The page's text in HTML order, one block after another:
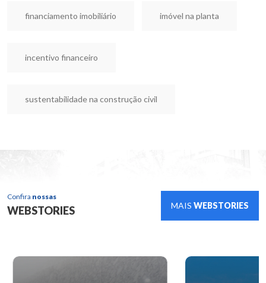
financiamento imobiliário imóvel na planta
incentivo financeiro
sustentabilidade na construção civil
Confira nossas
WEBSTORIES MAIS WEBSTORIES